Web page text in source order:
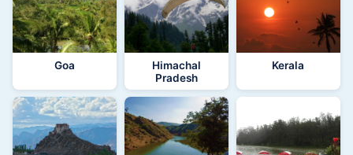
Goa
Himachal
Pradesh
Kerala